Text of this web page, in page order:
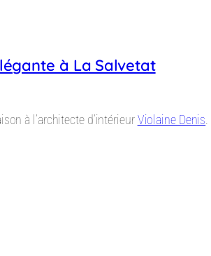
à La Salvetat
à l’architecte d’intérieurViolaine Denis